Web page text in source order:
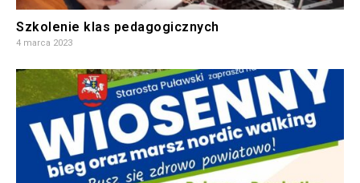
Szkolenie klas pedagogicznych
4 marca 2023